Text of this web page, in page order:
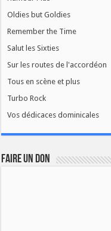
Oldies but Goldies
Remember the Time
Salut les Sixties
Sur les routes de l'accordéon
Tous en scène et plus
Turbo Rock
Vos dédicaces dominicales
FAIRE UN DON